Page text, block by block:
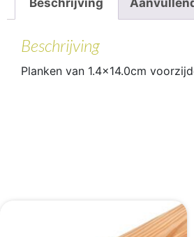
Beschrijving
Planken van 1.4×14.0cm